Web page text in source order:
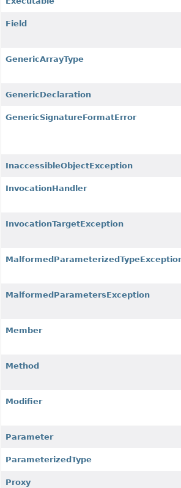
Field
GenericArrayType
GenericDeclaration
GenericSignatureFormatError
InaccessibleObjectException
InvocationHandler
InvocationTargetException
MalformedParametersException
Member
Method
Modifier
Parameter
ParameterizedType
Proxy